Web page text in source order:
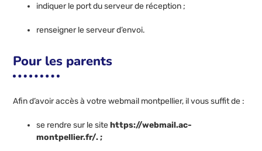
indiquer le port du serveur de réception ;
renseigner le serveur d’envoi.
Pour les parents
Afin d’avoir accès à votre webmail montpellier, il vous suffit de :
se rendre sur le sitehttps://webmail.ac-
montpellier.fr/. ;